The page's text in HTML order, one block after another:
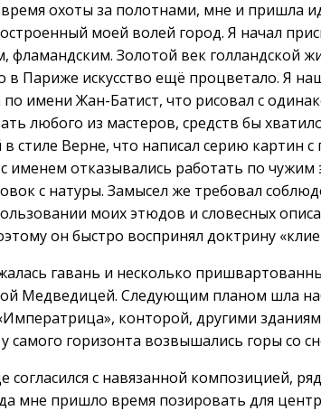
охоты за полотнами, мне и пришла
моей волей город. Я начал
фламандским. Золотой век голландской
Париже искусство ещё процветало. Я
по имени Жан-Батист, что рисовал с
любого из мастеров, средств бы
стиле Верне, что написал серию картин
именем отказывались работать по чужим
с натуры. Замысел же требовал
моих этюдов и словесных
он быстро воспринял доктрину
гавань и несколько
Медведицей. Следующим планом шла
конторой, другими
самого горизонта возвышались горы со
согласился с навязанной композицией,
мне пришло время позировать для